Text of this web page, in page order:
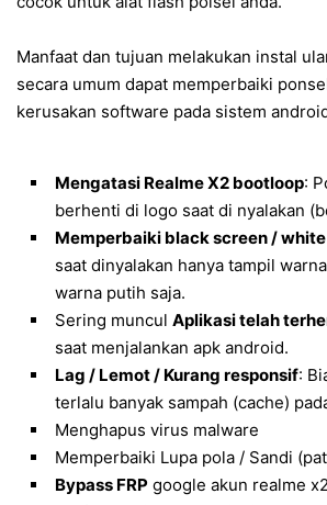
Manfaat dan tujuan melakukan instal
secara umum dapat memperbaiki
kerusakan software pada sistem
Mengatasi Realme X2 bootloop:
berhenti di logo saat di nyalakan
Memperbaiki black screen /
saat dinyalakan hanya tampil
warna putih saja.
Sering muncul Aplikasi telah
saat menjalankan apk android.
Lag / Lemot / Kurang responsif:
terlalu banyak sampah (cache)
Menghapus virus malware
Memperbaiki Lupa pola / Sandi
Bypass FRP google akun realme